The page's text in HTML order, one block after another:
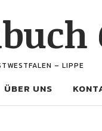
– LIPPE
ÜBER UNS